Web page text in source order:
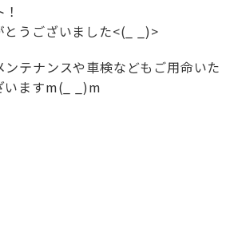
とうございました<(_ _)>
テナンスや車検などもご用命いた
いますm(_ _)m